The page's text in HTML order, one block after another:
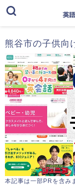
熊谷市の子供向
本記事は一部PRを含み